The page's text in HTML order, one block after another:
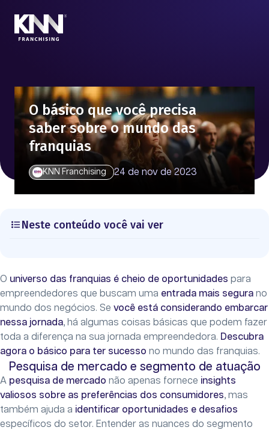
O básico que você precisa
saber sobre o mundo das
franquias
KNN Franchising 24 de nov de 2023
Neste conteúdo você vai ver
O universo das franquias é cheio de oportunidades para
empreendedores que buscam uma entrada mais segura no
mundo dos negócios. Se você está considerando embarcar
nessa jornada, há algumas coisas básicas que podem fazer
toda a diferença na sua jornada empreendedora. Descubra
agora o básico para ter sucesso no mundo das franquias.
Pesquisa de mercado e segmento de atuação
A pesquisa de mercado não apenas fornece insights
valiosos sobre as preferências dos consumidores, mas
também ajuda a identificar oportunidades e desafios
específicos do setor. Entender as nuances do segmento